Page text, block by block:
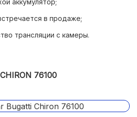
в продаже;
трансляции с камеры.
76100